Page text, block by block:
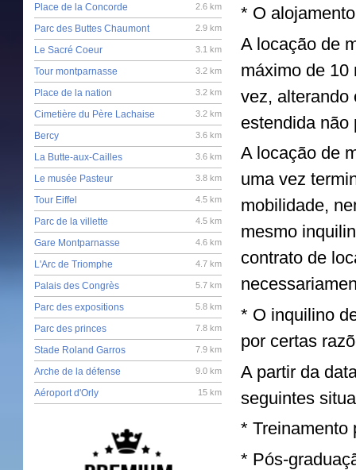
* O
A locação de
máximo de 10
vez, alterando
estendida não
A locação de
uma vez
mobilidade,
mesmo
contrato de
* O inquilino
por certas
A partir da
seguintes
* Treinamento
* Pós-
2.6 km
Place de la Concorde
2.9 km
Parc des Buttes Chaumont
3.1 km
Le Sacré Coeur
3.2 km
Tour montparnasse
3.2 km
Place de la nation
3.2 km
Cimetière du Père Lachaise
3.6 km
Bercy
3.6 km
La Butte-aux-Cailles
3.8 km
Le musée Pasteur
4.5 km
Tour Eiffel
4.5 km
Parc de la villette
4.6 km
Gare Montparnasse
4.7 km
L'Arc de Triomphe
5.7 km
Palais des Congrès
5.8 km
Parc des expositions
7.8 km
Parc des princes
7.9 km
Stade Roland Garros
9.0 km
Arche de la défense
15 km
Aéroport d'Orly